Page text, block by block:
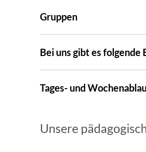
Gruppen
Bei uns gibt es
Tages- und
Unsere